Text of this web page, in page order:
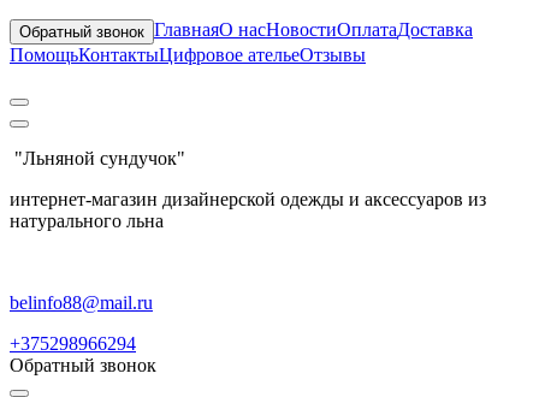
Обратный звонок ГлавнаяО насНовостиОплатаДоставка
ПомощьКонтактыЦифровое ательеОтзывы
"Льняной сундучок"
интернет-магазин дизайнерской одежды и аксессуаров из
натурального льна
belinfo88@mail.ru
+375298966294
Обратный звонок